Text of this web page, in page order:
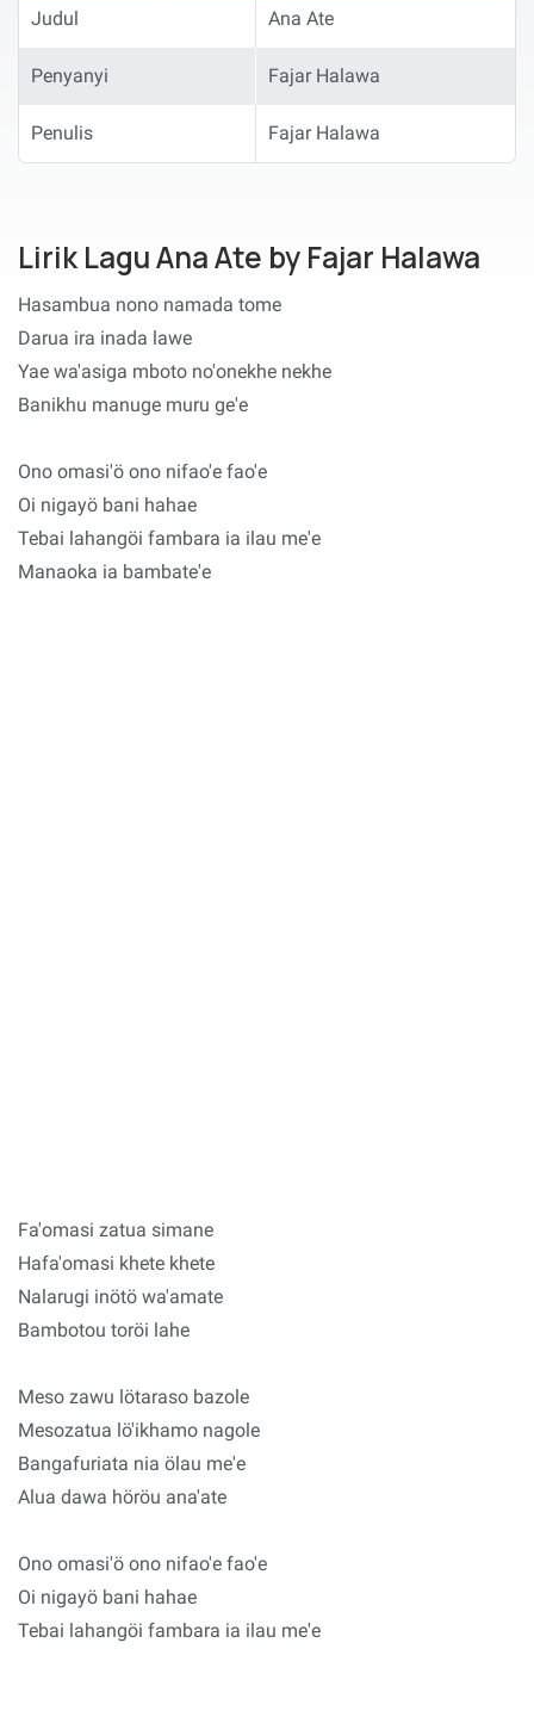
Judul Ana Ate
Penyanyi Fajar Halawa
Penulis Fajar Halawa
Lirik Lagu Ana Ate by Fajar Halawa
Hasambua nono namada tome
Darua ira inada lawe
Yae wa'asiga mboto no'onekhe nekhe
Banikhu manuge muru ge'e
Ono omasi'ö ono nifao'e fao'e
Oi nigayö bani hahae
Tebai lahangöi fambara ia ilau me'e
Manaoka ia bambate'e
Fa'omasi zatua simane
Hafa'omasi khete khete
Nalarugi inötö wa'amate
Bambotou toröi lahe
Meso zawu lötaraso bazole
Mesozatua lö'ikhamo nagole
Bangafuriata nia ölau me'e
Alua dawa höröu ana'ate
Ono omasi'ö ono nifao'e fao'e
Oi nigayö bani hahae
Tebai lahangöi fambara ia ilau me'e